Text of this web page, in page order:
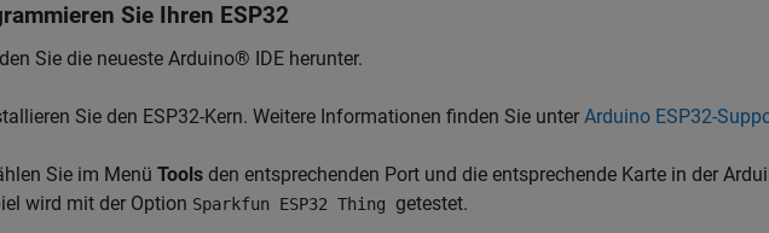
Sie Ihren ESP32
Sie die neueste Arduino® IDE herunter.
Sie den ESP32-Kern. Weitere Informationen finden Sie unter Arduino ESP32-
Sie im Menü Tools den entsprechenden Port und die entsprechende Karte in der
wird mit der Option Sparkfun ESP32 Thing getestet.